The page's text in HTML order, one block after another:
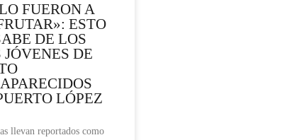
FUERON A
ESTO
DE LOS
JÓVENES DE
LÓPEZ
llevan reportados como